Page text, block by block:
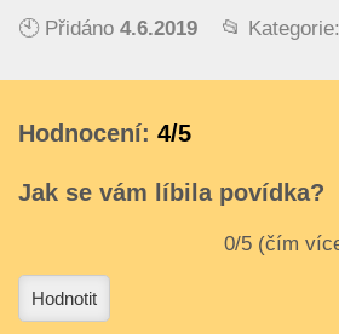
🕙 Přidáno 4.6.2019 📂 Kategorie:
Hodnocení: 4/5
Jak se vám líbila povídka?
Hodnotit